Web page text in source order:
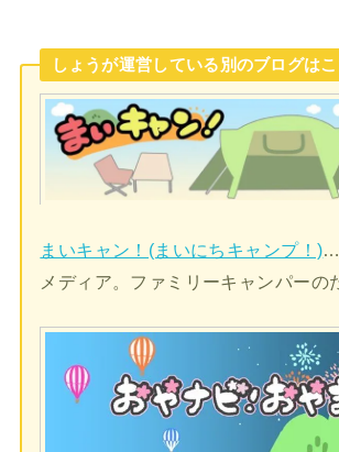
しょうが運営している別のブログは
まいキャン！(まいにちキャンプ！)…
メディア。ファミリーキャンパーの